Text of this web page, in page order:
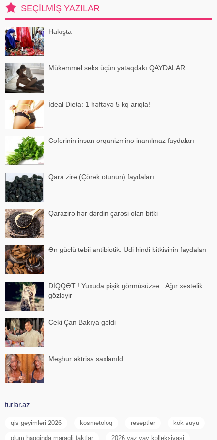
cinsəlikl
SEÇILMIŞ YAZILAR
Hakışta
Mükəmməl seks üçün yataqdakı QAYDALAR
İdeal Dieta: 1 həftəyə 5 kq arıqla!
Cəfərinin insan orqanizminə inanılmaz faydaları
Qara zirə (Çörək otunun) faydaları
Qarazirə hər dərdin çarəsi olan bitki
Ən güclü təbii antibiotik: Udi hindi bitkisinin faydaları
DİQQƏT ! Yuxuda pişik görmüsüzsə ..Ağır xəstəlik
gözləyir
Ceki Çan Bakıya gəldi
Məşhur aktrisa saxlanıldı
turlar.az
qis geyimləri 2026 kosmetoloq reseptler kök suyu
olum haqqinda maraqli faktlar 2026 yaz yay kolleksiyasi